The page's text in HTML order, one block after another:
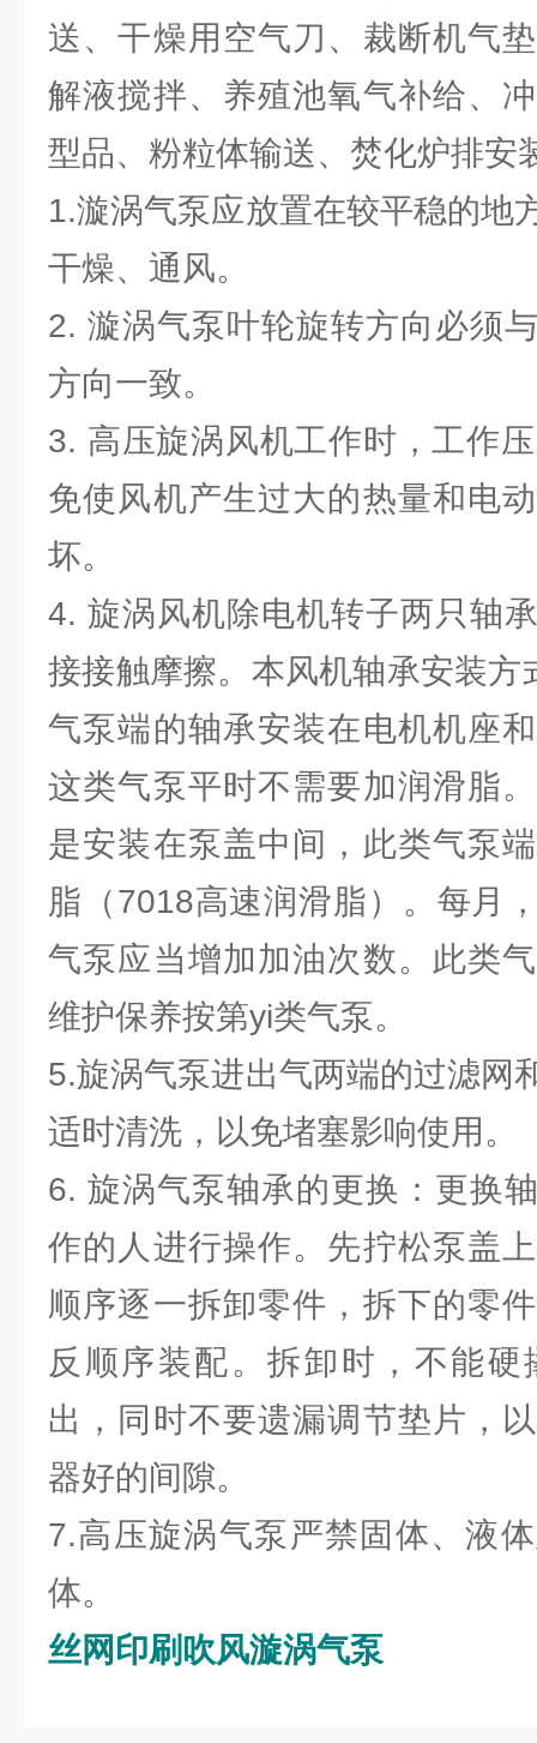
送、干燥用空气刀、裁断机气
解液搅拌、养殖池氧气补给、
型品、粉粒体输送、焚化炉排安
1.漩涡气泵应放置在较平稳的地
干燥、通风。
2. 漩涡气泵叶轮旋转方向必须
方向一致。
3. 高压旋涡风机工作时，工作
免使风机产生过大的热量和电
坏。
4. 旋涡风机除电机转子两只轴
接接触摩擦。本风机轴承安装方
气泵端的轴承安装在电机机座
这类气泵平时不需要加润滑脂
是安装在泵盖中间，此类气泵
脂（7018高速润滑脂）。每月
气泵应当增加加油次数。此类
维护保养按第yi类气泵。
5.旋涡气泵进出气两端的过滤网
适时清洗，以免堵塞影响使用。
6. 旋涡气泵轴承的更换：更换
作的人进行操作。先拧松泵盖
顺序逐一拆卸零件，拆下的零
反顺序装配。拆卸时，不能
出，同时不要遗漏调节垫片，
器好的间隙。
7.高压旋涡气泵严禁固体、液
体。
丝网印刷吹风漩涡气泵